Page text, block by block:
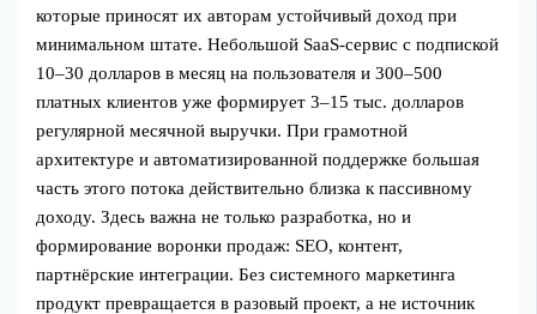
которые приносят их авторам устойчивый доход при
минимальном штате. Небольшой SaaS-сервис с подпиской
10–30 долларов в месяц на пользователя и 300–500
платных клиентов уже формирует 3–15 тыс. долларов
регулярной месячной выручки. При грамотной
архитектуре и автоматизированной поддержке большая
часть этого потока действительно близка к пассивному
доходу. Здесь важна не только разработка, но и
формирование воронки продаж: SEO, контент,
партнёрские интеграции. Без системного маркетинга
продукт превращается в разовый проект, а не источник